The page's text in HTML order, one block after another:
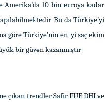
Amerika’da 10 bin euroya kadar
Bu da Türkiye’yi
göre Türkiye’nin en iyi saç ekim
bir güven kazanmıştır
çıkan trendler Safir FUE DHI ve